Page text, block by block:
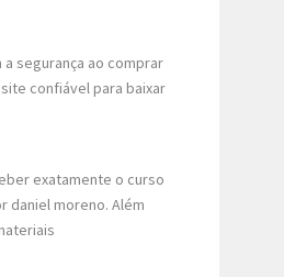
segurança ao comprar
confiável para baixar
exatamente o curso
daniel moreno. Além